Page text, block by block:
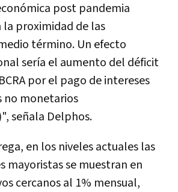
post pandemia
proximidad de las
término. Un efecto
sería el aumento del déficit
por el pago de intereses
no monetarios
señala Delphos.
en los niveles actuales las
mayoristas se muestran en
cercanos al 1% mensual,